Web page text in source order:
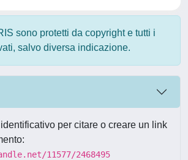
sono protetti da copyright e tutti i
salvo diversa indicazione.
per citare o creare un link
11577/2468495